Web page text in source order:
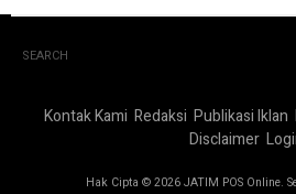
SEARCH
Kontak Kami Redaksi Publikasi Iklan
Disclaimer
Hak Cipta © 2026 JATIM POS Online.